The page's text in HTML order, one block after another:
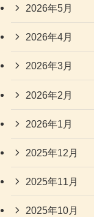
2026年5月
2026年4月
2026年3月
2026年2月
2026年1月
2025年12月
2025年11月
2025年10月